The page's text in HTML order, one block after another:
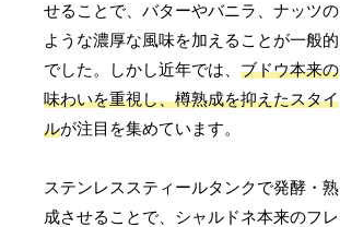
せることで、バターやバニラ、ナッツの
ような濃厚な風味を加えることが一般的
でした。しかし近年では、ブドウ本来の
味わいを重視し、樽熟成を抑えたスタイ
ルが注目を集めています。
ステンレススティールタンクで発酵・熟
成させることで、シャルドネ本来のフレ